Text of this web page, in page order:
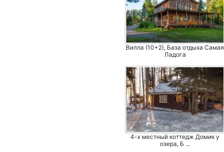
Вилла (10+2), База отдыха Самая
Ладога
4-х местный коттедж Домик у
озера, Б ...